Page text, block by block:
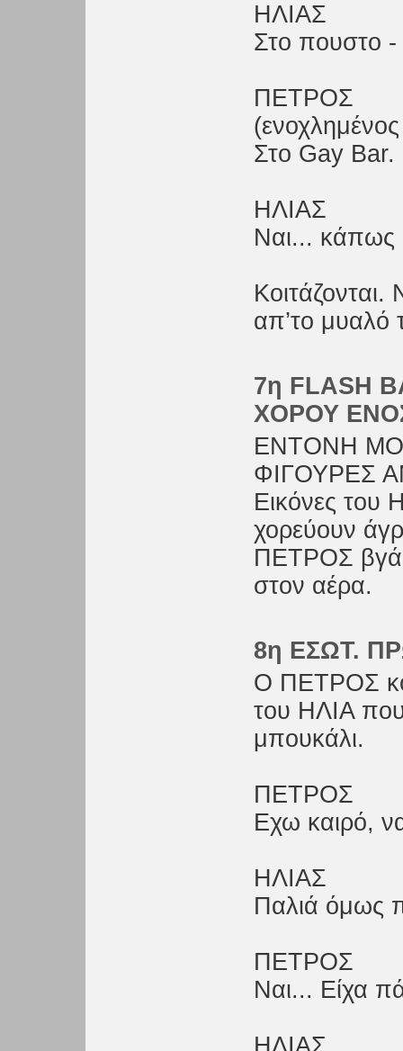
ΗΛΙΑΣ
Στο πουστο
ΠΕΤΡΟΣ
Στο Gay Bar.
ΗΛΙΑΣ
Ναι... κάπως
απ’το
7η FLASH
ΧΟΡΟΥ
ΕΝΤΟΝΗ
ΦΙΓΟΥΡΕΣ
Εικόνες
χορεύουν
ΠΕΤΡΟΣ
στον αέρα.
8η ΕΣΩΤ.
Ο ΠΕΤΡΟΣ
του ΗΛΙΑ
μπουκάλι.
ΠΕΤΡΟΣ
Εχω καιρό,
ΗΛΙΑΣ
Παλιά όμως
ΠΕΤΡΟΣ
Ναι... Είχα
ΗΛΙΑΣ